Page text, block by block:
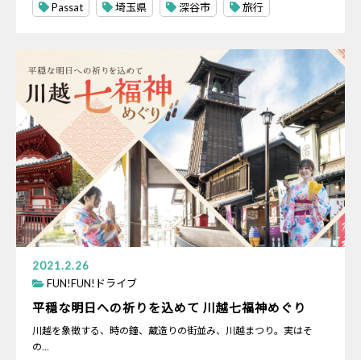
Passat
埼玉県 深谷市 旅行
2021.2.26
FUN!FUN!ドライブ
平穏な明日への祈りを込めて 川越七福神めぐり
川越を象徴する、時の鐘、蔵造りの街並み、川越まつり。実はそ
の…